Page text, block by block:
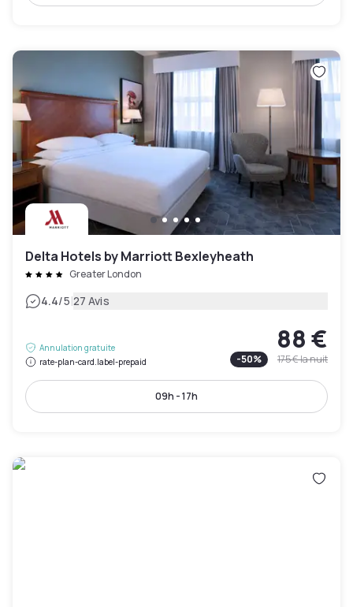
Delta Hotels by Marriott Bexleyheath
Greater London
4.4/5|27 Avis
Annulation gratuite
rate-plan-card.label-prepaid
88 €
-50% 175 €la nuit
09h - 17h